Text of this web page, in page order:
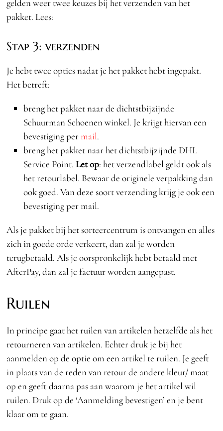
gelden weer twee keuzes bij het verzenden van het
pakket. Lees:
Stap 3: verzenden
Je hebt twee opties nadat je het pakket hebt ingepakt.
Het betreft:
breng het pakket naar de dichtstbijzijnde
Schuurman Schoenen winkel. Je krijgt hiervan een
bevestiging permail.
breng het pakket naar het dichtstbijzijnde DHL
Service Point. Let op: het verzendlabel geldt ook als
het retourlabel. Bewaar de originele verpakking dan
ook goed. Van deze soort verzending krijg je ook een
bevestiging per mail.
Als je pakket bij het sorteercentrum is ontvangen en alles
zich in goede orde verkeert, dan zal je worden
terugbetaald. Als je oorspronkelijk hebt betaald met
AfterPay, dan zal je factuur worden aangepast.
Ruilen
In principe gaat het ruilen van artikelen hetzelfde als het
retourneren van artikelen. Echter druk je bij het
aanmelden op de optie om een artikel te ruilen. Je geeft
in plaats van de reden van retour de andere kleur/ maat
op en geeft daarna pas aan waarom je het artikel wil
ruilen. Druk op de ‘Aanmelding bevestigen’ en je bent
klaar om te gaan.